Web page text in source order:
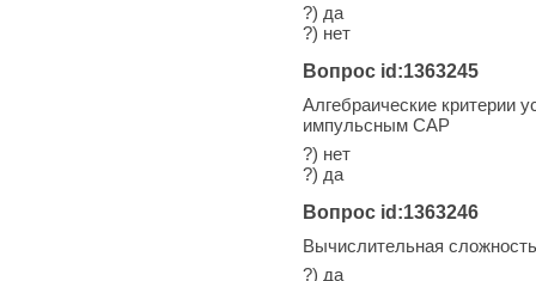
?) да
?) нет
Вопрос id:1363245
Алгебраические критерии
импульсным САР
?) нет
?) да
Вопрос id:1363246
Вычислительная
?) да